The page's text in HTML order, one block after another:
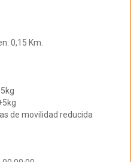
0,15 Km.
de movilidad reducida